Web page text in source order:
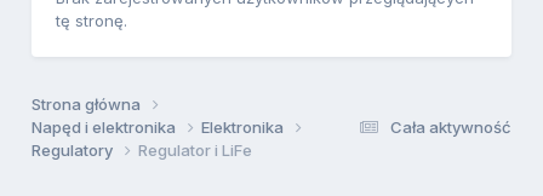
tę stronę.
Cała aktywność
Strona główna
Napęd i elektronika
Elektronika
Regulatory
Regulator i LiFe